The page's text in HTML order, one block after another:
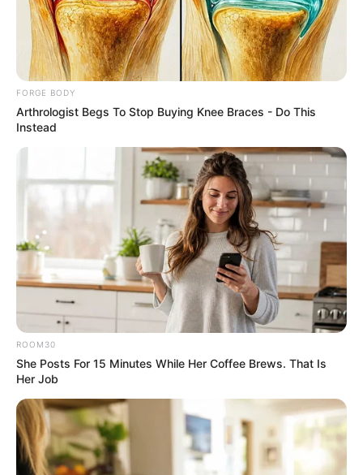
วางแผนสำรองไว้ ใครค้าขายระวังเจอลูกค้าเรื่องมาก
เกิดปากเสียงกันได้ การเงินหนี้ค่อนข้างมาก ทำให้
รู้สึกเครียด
คนวันพฤหัสบดี
ไพ่ประจำวันของท่านในวันนี้ คือ ไพ่หุ้นส่วน
โชคลาภจะมาจากคนรัก คนโสดจะได้มาจากเพื่อน
สนิท วันนี้มีเกณฑ์เซ็นเอกสารหรือสัญญาบางอย่าง
เกิดขึ้น บางท่านอาจวุ่นวายกับเรื่องของเอกสาร งาน
ส่วนตัวมีเกณฑ์พบหุ้นส่วนทางการค้า คนโสดมี
เกณฑ์พบรัก
FORGE BODY
Arthrologist Begs To Stop Buying Knee Braces - Do This
Instead
ROOM30
She Posts For 15 Minutes While Her Coffee Brews. That Is
Her Job